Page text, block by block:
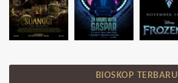
BIOSKOP TERBARU